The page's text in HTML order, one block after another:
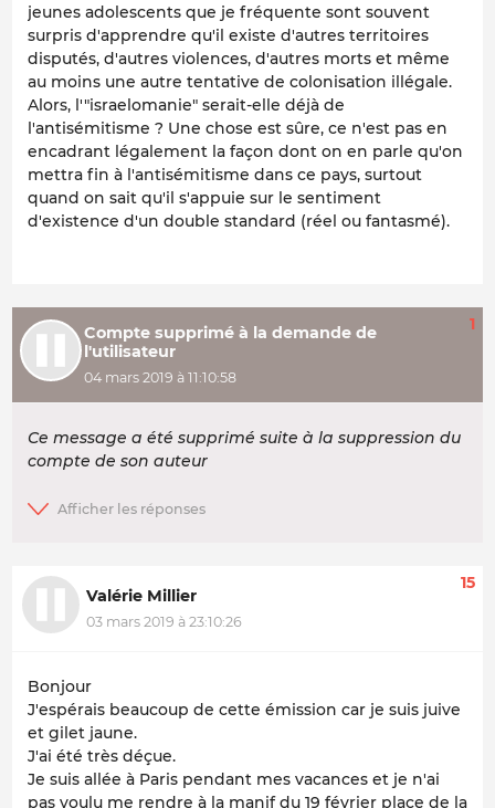
jeunes adolescents que je fréquente sont souvent
surpris d'apprendre qu'il existe d'autres territoires
disputés, d'autres violences, d'autres morts et même
au moins une autre tentative de colonisation illégale.
Alors, l'"israelomanie" serait-elle déjà de
l'antisémitisme ? Une chose est sûre, ce n'est pas en
encadrant légalement la façon dont on en parle qu'on
mettra fin à l'antisémitisme dans ce pays, surtout
quand on sait qu'il s'appuie sur le sentiment
d'existence d'un double standard (réel ou fantasmé).
Compte supprimé à la demande de
l'utilisateur
04 mars 2019 à 11:10:58
1
Ce message a été supprimé suite à la suppression du
compte de son auteur
Valérie Millier
03 mars 2019 à 23:10:26
15
Bonjour
J'espérais beaucoup de cette émission car je suis juive
et gilet jaune.
J'ai été très déçue.
Je suis allée à Paris pendant mes vacances et je n'ai
pas voulu me rendre à la manif du 19 février place de la